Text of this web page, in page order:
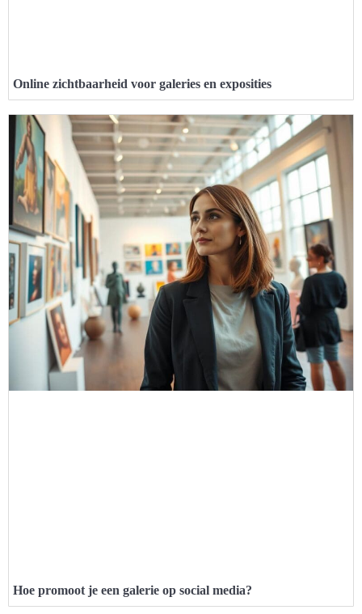
Online zichtbaarheid voor galeries en exposities
Hoe promoot je een galerie op social media?